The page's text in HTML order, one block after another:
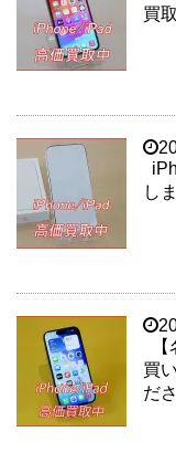
買
し
買
だ